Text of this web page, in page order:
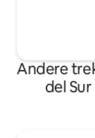
Andere
del